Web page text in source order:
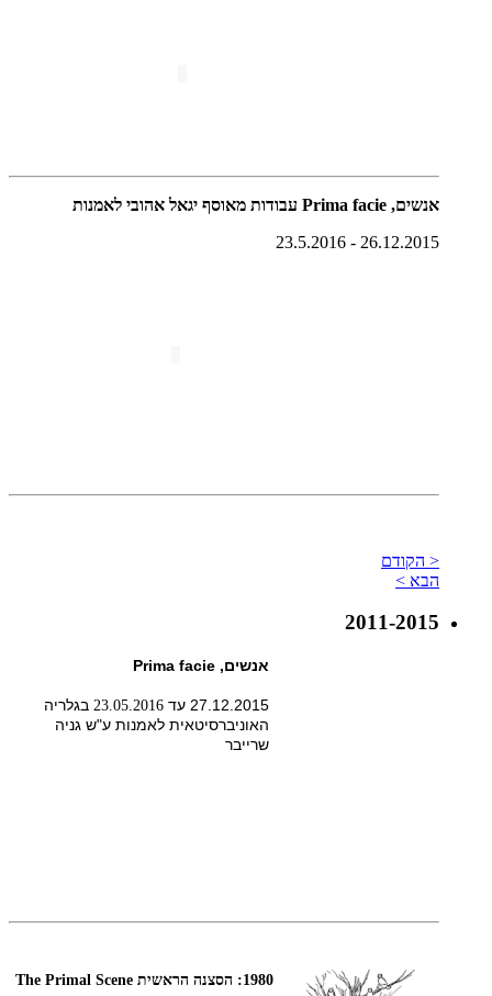
אנשים, Prima facie עבודות מאוסף יגאל אהובי לאמנות
26.12.2015 - 23.5.2016
< הקודם
הבא >
2011-2015
אנשים, Prima facie
27.12.2015 עד 23.05.2016 בגלריה
האוניברסיטאית לאמנות ע"ש גניה
שרייבר
1980: הסצנה הראשית The Primal Scene